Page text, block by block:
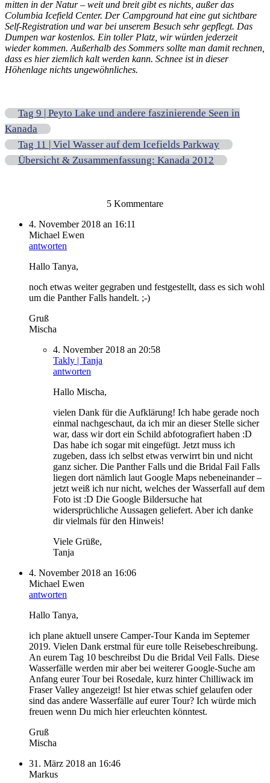
mitten in der Natur – weit und breit gibt es nichts, außer das
Columbia Icefield Center. Der Campground hat eine gut sichtbare
Self-Registration und war bei unserem Besuch sehr gepflegt. Das
Dumpen war kostenlos. Ein toller Platz, wir würden jederzeit
wieder kommen. Außerhalb des Sommers sollte man damit rechnen,
dass es hier ziemlich kalt werden kann. Schnee ist in dieser
Höhenlage nichts ungewöhnliches.
Tag 9 | Peyto Lake und andere faszinierende Seen in
Kanada
Tag 11 | Viel Wasser auf dem Icefields Parkway
Übersicht & Zusammenfassung: Kanada 2012
5 Kommentare
4. November 2018 an 16:11
Michael Ewen
antworten
Hallo Tanya,
noch etwas weiter gegraben und festgestellt, dass es sich wohl
um die Panther Falls handelt. ;-)
Gruß
Mischa
4. November 2018 an 20:58
Takly | Tanja
antworten
Hallo Mischa,
vielen Dank für die Aufklärung! Ich habe gerade noch
einmal nachgeschaut, da ich mir an dieser Stelle sicher
war, dass wir dort ein Schild abfotografiert haben :D
Das habe ich sogar mit eingefügt. Jetzt muss ich
zugeben, dass ich selbst etwas verwirrt bin und nicht
ganz sicher. Die Panther Falls und die Bridal Fail Falls
liegen dort nämlich laut Google Maps nebeneinander –
jetzt weiß ich nur nicht, welches der Wasserfall auf dem
Foto ist :D Die Google Bildersuche hat
widersprüchliche Aussagen geliefert. Aber ich danke
dir vielmals für den Hinweis!
Viele Grüße,
Tanja
4. November 2018 an 16:06
Michael Ewen
antworten
Hallo Tanya,
ich plane aktuell unsere Camper-Tour Kanda im Septemer
2019. Vielen Dank erstmal für eure tolle Reisebeschreibung.
An eurem Tag 10 beschreibst Du die Bridal Veil Falls. Diese
Wasserfälle werden mir aber bei weiterer Google-Suche am
Anfang eurer Tour bei Rosedale, kurz hinter Chilliwack im
Fraser Valley angezeigt! Ist hier etwas schief gelaufen oder
sind das andere Wasserfälle auf eurer Tour? Ich würde mich
freuen wenn Du mich hier erleuchten könntest.
Gruß
Mischa
31. März 2018 an 16:46
Markus